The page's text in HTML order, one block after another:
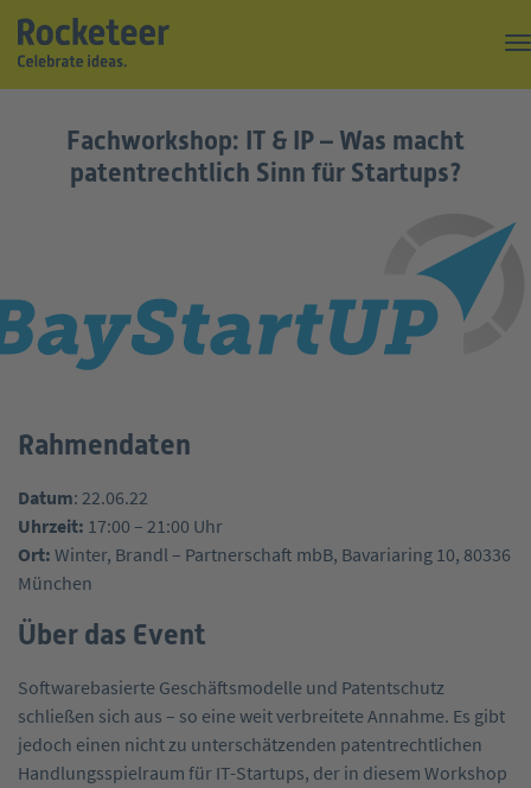
Top of the Rock
Suche
Über uns
Fachworkshop: IT & IP – Was macht
patentrechtlich Sinn für Startups?
Rahmendaten
Datum: 22.06.22
Uhrzeit: 17:00 – 21:00 Uhr
Ort: Winter, Brandl – Partnerschaft mbB, Bavariaring 10, 80336
München
Über das Event
Softwarebasierte Geschäftsmodelle und Patentschutz
schließen sich aus – so eine weit verbreitete Annahme. Es gibt
jedoch einen nicht zu unterschätzenden patentrechtlichen
Handlungsspielraum für IT-Startups, der in diesem Workshop